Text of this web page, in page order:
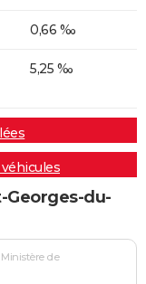
0,66 ‰
5,25 ‰
Georges-du-
de